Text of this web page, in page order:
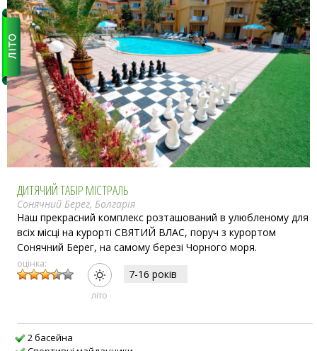
ДИТЯЧИЙ ТАБІР МІСТРАЛЬ
Сонячний Берег, Болгарія
Наш прекрасний комплекс розташований в улюбленому для
всіх місці на курорті СВЯТИЙ ВЛАС, поруч з курортом
Сонячний Берег, на самому березі Чорного моря.
оцінка:
лiто
7-16 рокiв
2 басейна